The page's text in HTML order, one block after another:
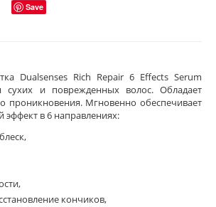
Save
Dualsenses Rich Repair 6 Effects Serum
сухих и поврежденных волос. Обладает
проникновения. Мгновенно обеспечивает
эффект в 6 направлениях:
кончиков,